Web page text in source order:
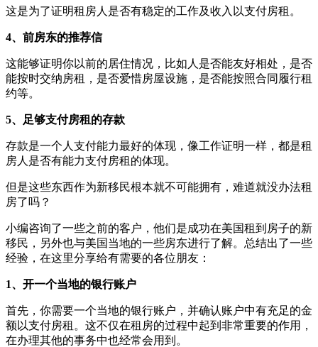
这是为了证明租房人是否有稳定的工作及收入以支付房租。
4、前房东的推荐信
这能够证明你以前的居住情况，比如人是否能友好相处，是否
能按时交纳房租，是否爱惜房屋设施，是否能按照合同履行租
约等。
5、足够支付房租的存款
存款是一个人支付能力最好的体现，像工作证明一样，都是租
房人是否有能力支付房租的体现。
但是这些东西作为新移民根本就不可能拥有，难道就没办法租
房了吗？
小编咨询了一些之前的客户，他们是成功在美国租到房子的新
移民，另外也与美国当地的一些房东进行了解。总结出了一些
经验，在这里分享给有需要的各位朋友：
1、开一个当地的银行账户
首先，你需要一个当地的银行账户，并确认账户中有充足的金
额以支付房租。这不仅在租房的过程中起到非常重要的作用，
在办理其他的事务中也经常会用到。